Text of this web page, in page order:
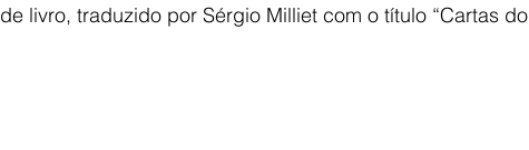
livro, traduzido por Sérgio Milliet com o título “Cartas do